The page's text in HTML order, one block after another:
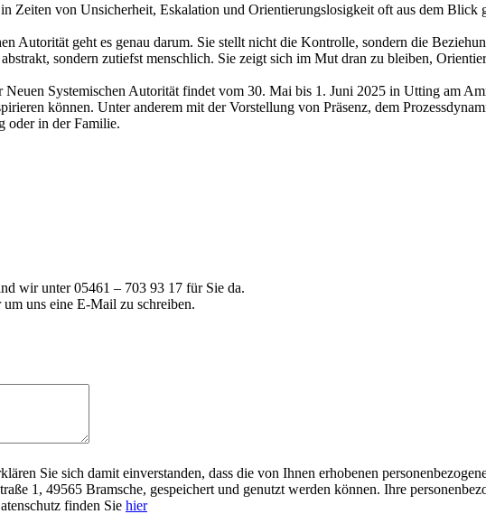
Zeiten von Unsicherheit, Eskalation und Orientierungslosigkeit oft aus dem Blick
Autorität geht es genau darum. Sie stellt nicht die Kontrolle, sondern die
sondern zutiefst menschlich. Sie zeigt sich im Mut dran zu bleiben,
Neuen Systemischen Autorität findet vom 30. Mai bis 1. Juni 2025 in Utting am
können. Unter anderem mit der Vorstellung von Präsenz, dem
oder in der Familie.
wir unter 05461 – 703 93 17 für Sie da.
uns eine E-Mail zu schreiben.
Sie sich damit einverstanden, dass die von Ihnen erhobenen
1, 49565 Bramsche, gespeichert und genutzt werden können. Ihre
finden Sie hier